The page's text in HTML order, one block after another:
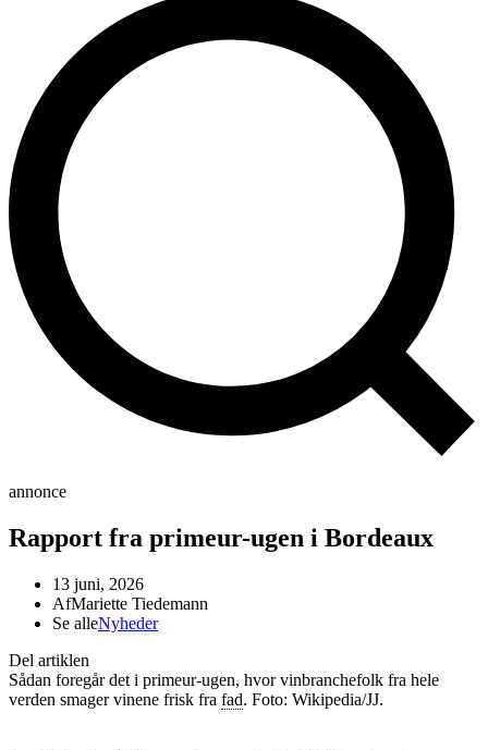
annonce
Rapport fra primeur-ugen i Bordeaux
13 juni, 2026
AfMariette Tiedemann
Se alleNyheder
Del artiklen
Sådan foregår det i primeur-ugen, hvor vinbranchefolk fra hele
verden smager vinene frisk fra fad. Foto: Wikipedia/JJ.